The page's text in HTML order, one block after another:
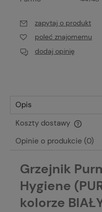
zapytaj o produkt
poleć znajomemu
dodaj opinię
Opis
Koszty dostawy
Cena nie zawiera
Opinie o produkcie (0)
Grzejnik
Hygiene
kolorze